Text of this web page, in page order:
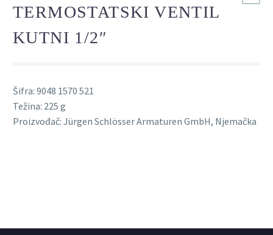
TERMOSTATSKI VENTIL
KUTNI 1/2″
Šifra: 9048 1570 521
Težina: 225 g
Proizvođač: Jürgen Schlösser Armaturen GmbH, Njemačka